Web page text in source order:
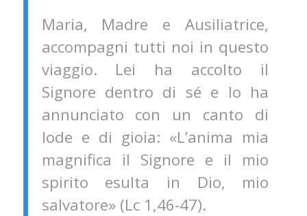
Maria, Madre e Ausiliatrice,
accompagni tutti noi in questo
viaggio. Lei ha accolto il
Signore dentro di sé e lo ha
annunciato con un canto di
lode e di gioia: «L’anima mia
magnifica il Signore e il mio
spirito esulta in Dio, mio
salvatore» (Lc 1,46-47).